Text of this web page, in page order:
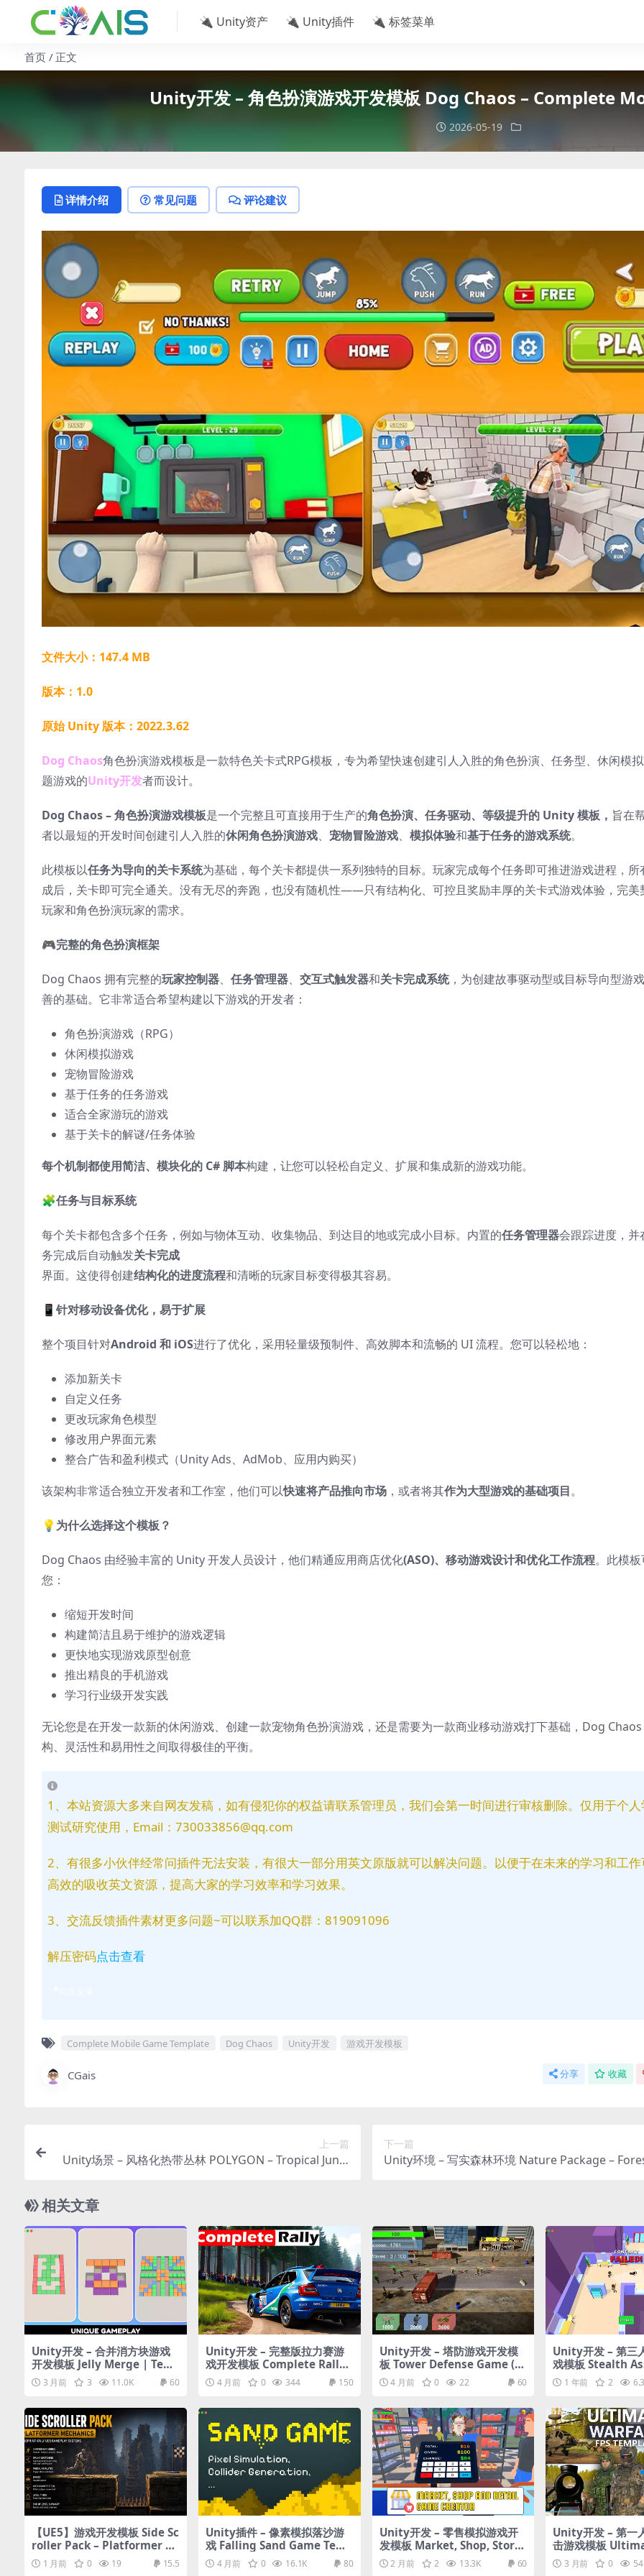
🔌 Unity资产 🔌 Unity插件 🔌 标签菜单
首页 正文
Unity开发 – 角色扮演游戏开发模板 Dog Chaos – Complete
2026-05-19
详情介绍 常见问题 评论建议
文件大小：147.4 MB
版本：1.0
原始 Unity 版本：2022.3.62
Dog Chaos角色扮演游戏模板是一款特色关卡式RPG模板，专为希望快速创建引人入胜的角色扮演、任务型、休闲模
题游戏的Unity开发者而设计。
Dog Chaos – 角色扮演游戏模板是一个完整且可直接用于生产的角色扮演、任务驱动、等级提升的 Unity 模板， 旨在
者以最短的开发时间创建引人入胜的休闲角色扮演游戏、 宠物冒险游戏、 模拟体验和基于任务的游戏系统。
此模板以任务为导向的关卡系统为基础，每个关卡都提供一系列独特的目标。玩家完成每个任务即可推进游戏进程，所
成后，关卡即可完全通关。没有无尽的奔跑，也没有随机性——只有结构化、可控且奖励丰厚的关卡式游戏体验，完美
玩家和角色扮演玩家的需求。
🎮完整的角色扮演框架
Dog Chaos 拥有完整的玩家控制器、 任务管理器、 交互式触发器和关卡完成系统，为创建故事驱动型或目标导向型游
善的基础。它非常适合希望构建以下游戏的开发者：
角色扮演游戏（RPG）
休闲模拟游戏
宠物冒险游戏
基于任务的任务游戏
适合全家游玩的游戏
基于关卡的解谜/任务体验
每个机制都使用简洁、模块化的 C# 脚本构建，让您可以轻松自定义、扩展和集成新的游戏功能。
🧩任务与目标系统
每个关卡都包含多个任务，例如与物体互动、收集物品、到达目的地或完成小目标。内置的任务管理器会跟踪进度，并
务完成后自动触发关卡完成
界面。这使得创建结构化的进度流程和清晰的玩家目标变得极其容易。
📱 针对移动设备优化，易于扩展
整个项目针对Android 和 iOS进行了优化，采用轻量级预制件、高效脚本和流畅的 UI 流程。您可以轻松地：
添加新关卡
自定义任务
更改玩家角色模型
修改用户界面元素
整合广告和盈利模式（Unity Ads、AdMob、应用内购买）
该架构非常适合独立开发者和工作室，他们可以快速将产品推向市场 ，或者将其作为大型游戏的基础项目。
💡 为什么选择这个模板？
Dog Chaos 由经验丰富的 Unity 开发人员设计，他们精通应用商店优化(ASO)、移动游戏设计和优化工作流程。此模
您：
缩短开发时间
构建简洁且易于维护的游戏逻辑
更快地实现游戏原型创意
推出精良的手机游戏
学习行业级开发实践
无论您是在开发一款新的休闲游戏、创建一款宠物角色扮演游戏，还是需要为一款商业移动游戏打下基础，Dog
构、灵活性和易用性之间取得极佳的平衡。
1、本站资源大多来自网友发稿，如有侵犯你的权益请联系管理员，我们会第一时间进行审核删除。仅用于个
测试研究使用，Email：730033856@qq.com
2、有很多小伙伴经常问插件无法安装，有很大一部分用英文原版就可以解决问题。以便于在未来的学习和工
高效的吸收英文资源，提高大家的学习效率和学习效果。
3、交流反馈插件素材更多问题~可以联系加QQ群：819091096
解压密码点击查看
Complete Mobile Game Template Dog Chaos Unity开发 游戏开发模板
CGais 分享 收藏
上一篇
Unity场景 – 风格化热带丛林 POLYGON – Tropical Jungl
下一篇
Unity环境 – 写实森林环境 Nature Package –
相关文章
Unity开发 – 合并消方块游戏
开发模板 Jelly Merge | Tem
plate + Editor
3 月前 3 11.0K 60
Unity开发 – 完整版拉力赛游
戏开发模板 Complete Rally
Game (All in One) for URP
4 月前 0 344 150
Unity开发 – 塔防游戏开发模
板 Tower Defense Game (U
RP)4 月前 0 22 60
Unity开发 – 第三
戏模板 Stealth
1 年前 2
【UE5】游戏开发模板 Side Sc
roller Pack – Platformer M
echanics
1 月前 0 19 15.5
Unity插件 – 像素模拟落沙游
戏 Falling Sand Game Tem
plate – Pixel Simulation
4 月前 0 16.1K 80
Unity开发 – 零售模拟游戏开
发模板 Market, Shop, Store
and Retail Game Creator f
or Both PC and Mobile
2 月前 2 13.3K 60
Unity开发 – 第一
击游戏模板
e – FPS
te
3 月前 0 54